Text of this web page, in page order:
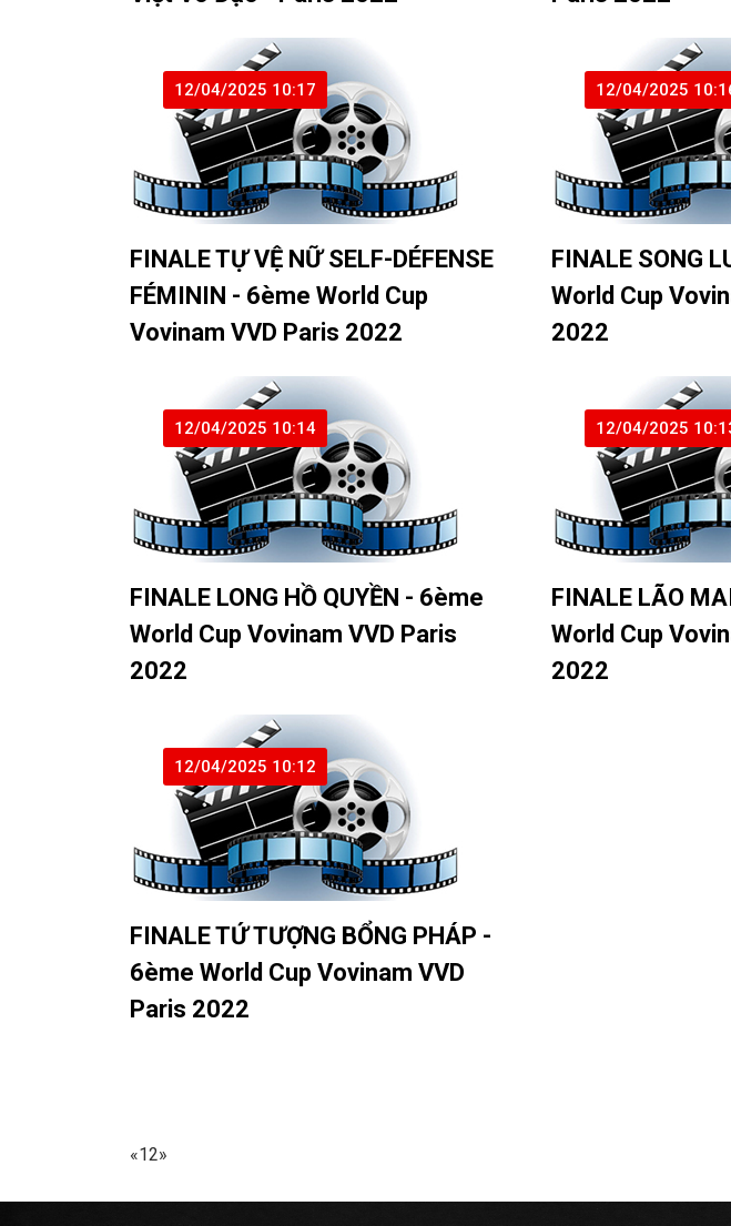
12/04/2025 10:17
FINALE TỰ VỆ NỮ SELF-DÉFENSE
FÉMININ - 6ème World Cup
Vovinam VVD Paris 2022
12/04/2025
FINALE SONG
World Cup
2022
12/04/2025 10:14
FINALE LONG HỒ QUYỀN - 6ème
World Cup Vovinam VVD Paris
2022
12/04/2025
FINALE LÃO
World Cup
2022
12/04/2025 10:12
FINALE TỨ TƯỢNG BỔNG PHÁP -
6ème World Cup Vovinam VVD
Paris 2022
«12»